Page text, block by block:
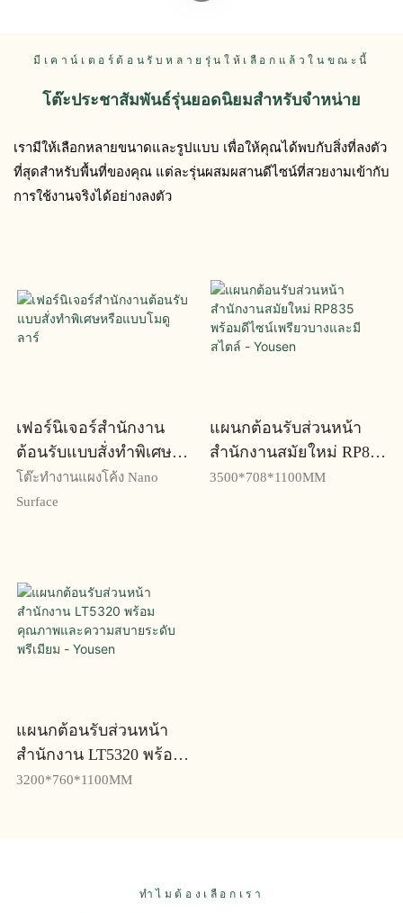
มีเคาน์เตอร์ต้อนรับหลายรุ่นให้เลือกแล้วในขณะนี้
โต๊ะประชาสัมพันธ์รุ่นยอดนิยมสำหรับจำหน่าย
เรามีให้เลือกหลายขนาดและรูปแบบ เพื่อให้คุณได้พบกับสิ่งที่ลงตัว
ที่สุดสำหรับพื้นที่ของคุณ แต่ละรุ่นผสมผสานดีไซน์ที่สวยงามเข้ากับ
การใช้งานจริงได้อย่างลงตัว
เฟอร์นิเจอร์สำนักงาน
ต้อนรับแบบสั่งทำพิเศษ
หรือแบบโมดูลาร์
โต๊ะทำงานแผงโค้ง Nano
Surface
แผนกต้อนรับส่วนหน้า
สำนักงานสมัยใหม่ RP835
พร้อมดีไซน์เพรียวบาง
3500*708*1100MM
แผนกต้อนรับส่วนหน้า
สำนักงาน LT5320 พร้อม
คุณภาพและความสบาย
3200*760*1100MM
ทำไมต้องเลือกเรา